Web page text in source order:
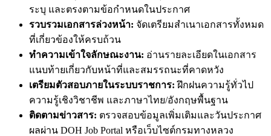
ระบุ และตรงตามข้อกำหนดในประกาศ
รวบรวมเอกสารล่วงหน้า: จัดเตรียมสำเนาเอกสารทั้งหมด
ที่เกี่ยวข้องให้ครบถ้วน
ทำความเข้าใจลักษณะงาน: อ่านรายละเอียดในเอกสาร
แนบท้ายเกี่ยวกับหน้าที่และสมรรถนะที่คาดหวัง
เตรียมตัวสอบภายในระบบราชการ: ฝึกฝนความรู้ทั่วไป
ความรู้เชิงวิชาชีพ และภาษาไทย/อังกฤษพื้นฐาน
ติดตามข่าวสาร: ตรวจสอบข้อมูลเพิ่มเติมและวันประกาศ
ผลผ่าน DOH Job Portal หรือเว็บไซต์กรมทางหลวง